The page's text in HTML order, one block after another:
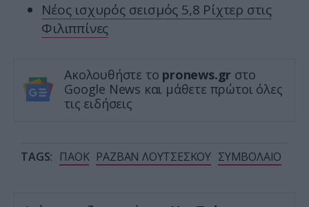
Νέος ισχυρός σεισμός 5,8 Ρίχτερ στις
Φιλιππίνες
Ακολουθήστε το pronews.gr στο
Google News και μάθετε πρώτοι όλες
τις ειδήσεις
TAGS: ΠΑΟΚ ΡΑΖΒΑΝ ΛΟΥΤΣΕΣΚΟΥ ΣΥΜΒΟΛΑΙΟ